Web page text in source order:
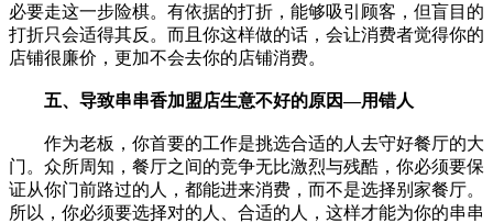
必要走这一步险棋。有依据的打折，能够吸引顾客，但盲目的
打折只会适得其反。而且你这样做的话，会让消费者觉得你的
店铺很廉价，更加不会去你的店铺消费。
五、导致串串香加盟店生意不好的原因—用错人
作为老板，你首要的工作是挑选合适的人去守好餐厅的大
门。众所周知，餐厅之间的竞争无比激烈与残酷，你必须要保
证从你门前路过的人，都能进来消费，而不是选择别家餐厅。
所以，你必须要选择对的人、合适的人，这样才能为你的串串